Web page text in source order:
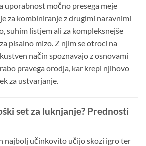
uporabnost močno presega meje
za kombiniranje z drugimi naravnimi
suhim listjem ali za kompleksnejše
pisalno mizo. Z njim se otroci na
način spoznavajo z osnovami
pravega orodja, kar krepi njihovo
za ustvarjanje.
set za luknjanje? Prednosti
najbolj učinkovito učijo skozi igro ter